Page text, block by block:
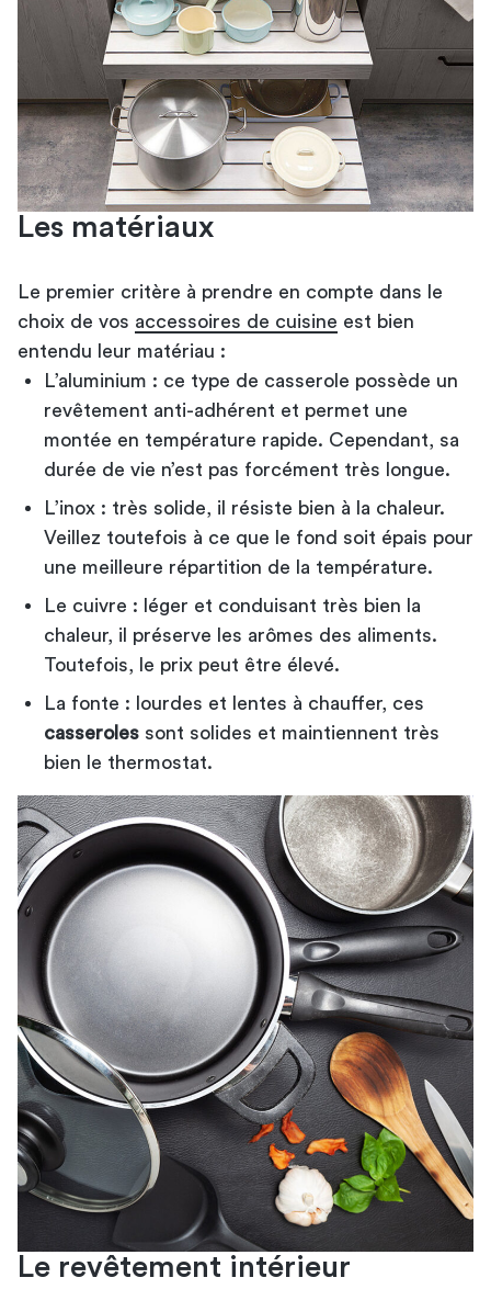
Les matériaux
Le premier critère à prendre en compte dans le
choix de vos accessoires de cuisine est bien
entendu leur matériau :
L’aluminium : ce type de casserole possède un
revêtement anti-adhérent et permet une
montée en température rapide. Cependant, sa
durée de vie n’est pas forcément très longue.
L’inox : très solide, il résiste bien à la chaleur.
Veillez toutefois à ce que le fond soit épais pour
une meilleure répartition de la température.
Le cuivre : léger et conduisant très bien la
chaleur, il préserve les arômes des aliments.
Toutefois, le prix peut être élevé.
La fonte : lourdes et lentes à chauffer, ces
casseroles sont solides et maintiennent très
bien le thermostat.
Le revêtement intérieur